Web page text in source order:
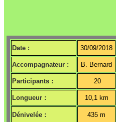
Date : 30/09/2018
Accompagnateur : B. Bernard
Participants : 20
Longueur : 10,1 km
Dénivelée : 435 m